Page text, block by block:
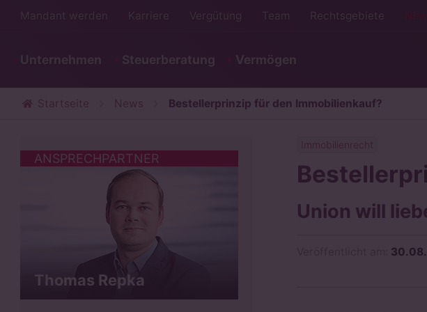
Mandant werden Karriere Vergütung Team Rechtsgebiete
Unternehmen Steuerberatung Vermögen
Startseite News Bestellerprinzip für den Immobilienkauf?
Union will
ANSPRECHPARTNER
Thomas Repka